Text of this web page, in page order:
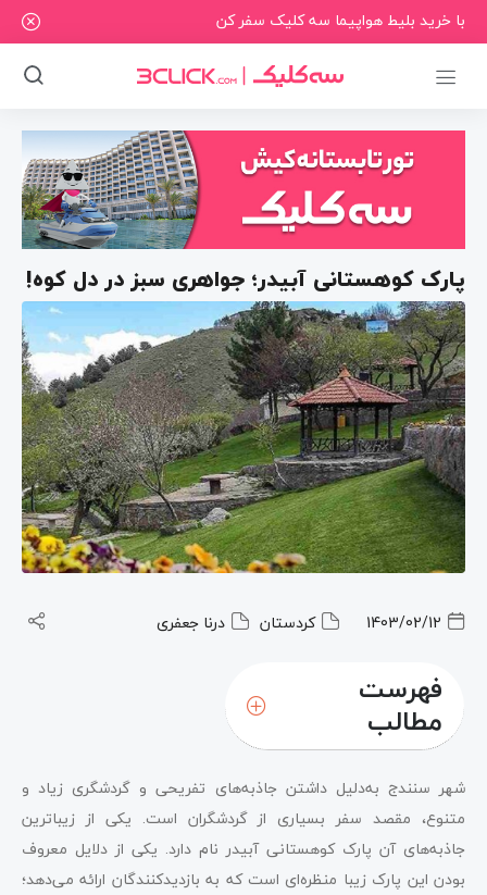
با خرید بلیط هواپیما سه کلیک سفر کن
پارک کوهستانی آبیدر؛ جواهری سبز در دل کوه!
1403/02/12 کردستان درنا جعفری
فهرست
مطالب
شهر سنندج به‌دلیل داشتن جاذبه‌های تفریحی و گردشگری زیاد و
متنوع، مقصد سفر بسیاری از گردشگران است. یکی از زیباترین
جاذبه‌های آن پارک کوهستانی آبیدر نام دارد. یکی از دلایل معروف
بودن این پارک زیبا منظره‌ای است که به بازدیدکنندگان ارائه می‌دهد؛